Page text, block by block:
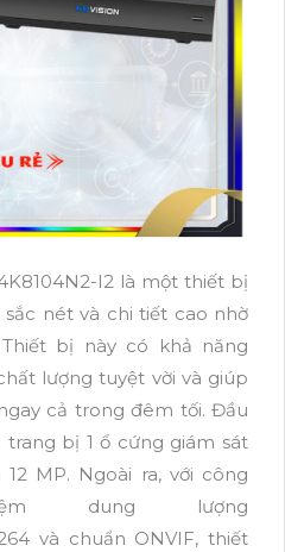
I2 là một thiết bị
nét và chi tiết cao nhờ
bị này có khả năng
lượng tuyệt vời và giúp
cả trong đêm tối. Đầu
bị 1 ổ cứng giám sát
MP. Ngoài ra, với công
dung lượng
và chuẩn ONVIF, thiết